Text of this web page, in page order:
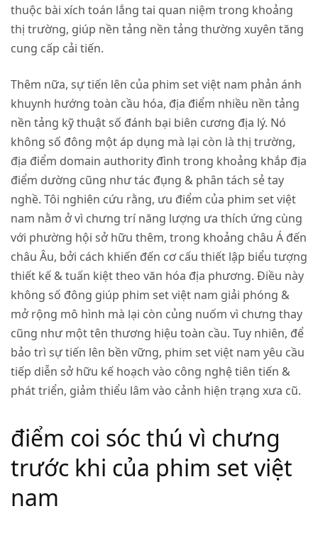
thuộc bài xích toán lắng tai quan niệm trong khoảng
thị trường, giúp nền tảng nền tảng thường xuyên tăng
cung cấp cải tiến.
Thêm nữa, sự tiến lên của phim set việt nam phản ánh
khuynh hướng toàn cầu hóa, địa điểm nhiều nền tảng
nền tảng kỹ thuật số đánh bại biên cương địa lý. Nó
không số đông một áp dụng mà lại còn là thị trường,
địa điểm domain authority đình trong khoảng khắp địa
điểm dường cũng như tác đụng & phân tách sẻ tay
nghề. Tôi nghiên cứu rằng, ưu điểm của phim set việt
nam nằm ở vì chưng trí năng lượng ưa thích ứng cùng
với phường hội sở hữu thêm, trong khoảng châu Á đến
châu Âu, bởi cách khiến đến cơ cấu thiết lập biểu tượng
thiết kế & tuấn kiệt theo văn hóa địa phương. Điều này
không số đông giúp phim set việt nam giải phóng &
mở rộng mô hình mà lại còn củng nuốm vì chưng thay
cũng như một tên thương hiệu toàn cầu. Tuy nhiên, để
bảo trì sự tiến lên bền vững, phim set việt nam yêu cầu
tiếp diễn sở hữu kế hoạch vào công nghệ tiên tiến &
phát triển, giảm thiểu lâm vào cảnh hiện trạng xưa cũ.
điểm coi sóc thú vì chưng
trước khi của phim set việt
nam